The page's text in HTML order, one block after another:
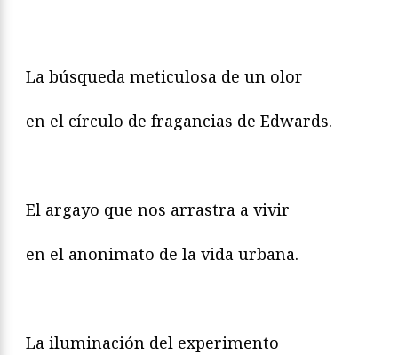
La búsqueda meticulosa de un olor
en el círculo de fragancias de Edwards.
El argayo que nos arrastra a vivir
en el anonimato de la vida urbana.
La iluminación del experimento